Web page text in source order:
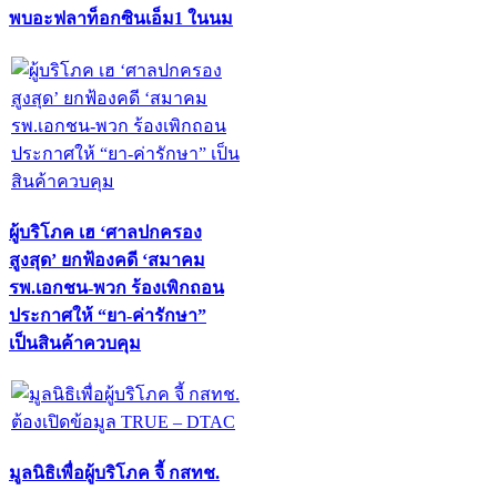
พบอะฟลาท็อกซินเอ็ม1 ในนม
ผู้บริโภค เฮ ‘ศาลปกครอง
สูงสุด’ ยกฟ้องคดี ‘สมาคม
รพ.เอกชน-พวก ร้องเพิกถอน
ประกาศให้ “ยา-ค่ารักษา”
เป็นสินค้าควบคุม
มูลนิธิเพื่อผู้บริโภค จี้ กสทช.